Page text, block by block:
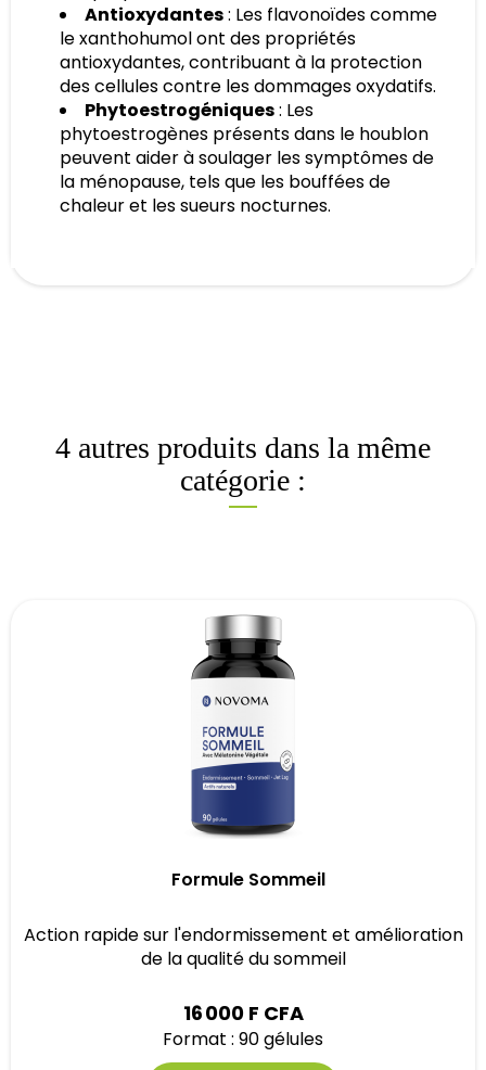
Antioxydantes: Les flavonoïdes comme
le xanthohumol ont des propriétés
antioxydantes, contribuant à la protection
des cellules contre les dommages oxydatifs.
Phytoestrogéniques: Les
phytoestrogènes présents dans le houblon
peuvent aider à soulager les symptômes de
la ménopause, tels que les bouffées de
chaleur et les sueurs nocturnes.
4 autres produits dans la même
catégorie :
Formule Sommeil
Action rapide sur l'endormissement et amélioration
de la qualité du sommeil
16 000 F CFA
Format : 90 gélules